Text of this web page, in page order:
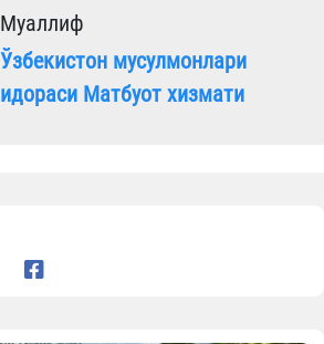
Муаллиф
Ўзбекистон мусулмонлари
идораси Матбуот хизмати